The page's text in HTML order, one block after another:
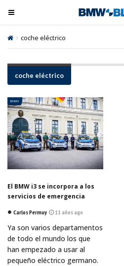
M
e
n
ú
o
g
l
e
coche eléctrico
coche eléctrico
BMW I
El BMW i3 se incorpora a los
servicios de emergencia
Carlos Permuy 11 años ago
Ya son varios departamentos
de todo el mundo los que
han empezado a usar al
pequeño eléctrico germano.